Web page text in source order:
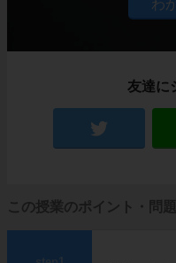
友達に
この授業のポイント・問